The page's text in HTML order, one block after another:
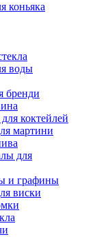
коньяка
воды
бренди
коктейлей
мартини
для
и графины
виски